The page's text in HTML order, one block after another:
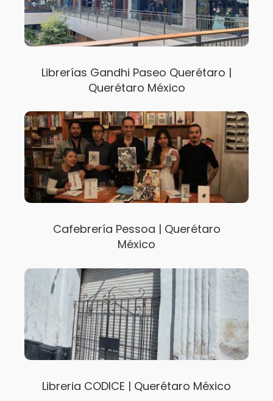
Librerías Gandhi Paseo Querétaro |
Querétaro México
Cafebrería Pessoa | Querétaro
México
Libreria CODICE | Querétaro México